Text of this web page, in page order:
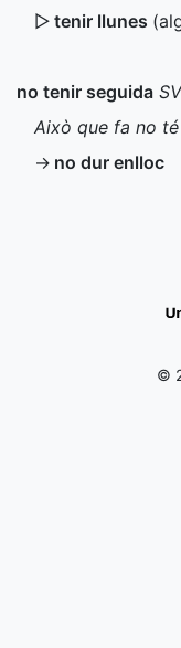
▷ tenir llunes
no tenir seguida SV
Això que fa no té
→ no dur enlloc
©